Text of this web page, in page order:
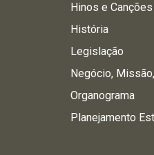
Hinos e Canções
História
Legislação
Negócio,
Organograma
Planejamento